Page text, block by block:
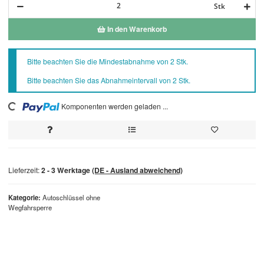
Kategorie Autoschlüssel ohne
Wegfahrsperre
Stk
In den Warenkorb
xBitte beachten Sie die Mindestabnahme von 2 Stk.
Bitte beachten Sie das Abnahmeintervall von 2 Stk.
Loading... Komponenten werden geladen ...
Lieferzeit:2 - 3 Werktage(DE - Ausland abweichend)